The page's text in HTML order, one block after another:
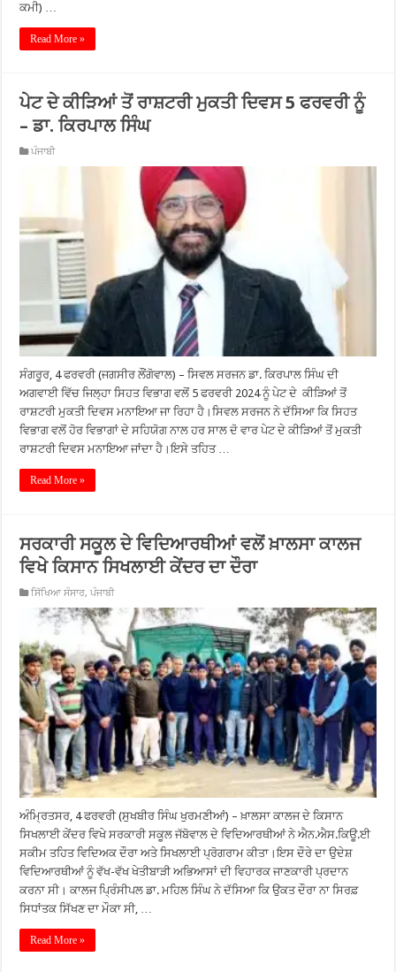
ਕਮੀ) …
Read More »
ਪੇਟ ਦੇ ਕੀੜਿਆਂ ਤੋਂ ਰਾਸ਼ਟਰੀ ਮੁਕਤੀ ਦਿਵਸ 5 ਫਰਵਰੀ ਨੂੰ
– ਡਾ. ਕਿਰਪਾਲ ਸਿੰਘ
ਪੰਜਾਬੀ
ਸੰਗਰੂਰ, 4 ਫਰਵਰੀ (ਜਗਸੀਰ ਲੌਂਗੋਵਾਲ) – ਸਿਵਲ ਸਰਜਨ ਡਾ. ਕਿਰਪਾਲ ਸਿੰਘ ਦੀ
ਅਗਵਾਈ ਵਿੱਚ ਜਿਲ੍ਹਾ ਸਿਹਤ ਵਿਭਾਗ ਵਲੋਂ 5 ਫਰਵਰੀ 2024 ਨੂੰ ਪੇਟ ਦੇ ਕੀੜਿਆਂ ਤੋਂ
ਰਾਸ਼ਟਰੀ ਮੁਕਤੀ ਦਿਵਸ ਮਨਾਇਆ ਜਾ ਰਿਹਾ ਹੈ।ਸਿਵਲ ਸਰਜਨ ਨੇ ਦੱਸਿਆ ਕਿ ਸਿਹਤ
ਵਿਭਾਗ ਵਲੋਂ ਹੋਰ ਵਿਭਾਗਾਂ ਦੇ ਸਹਿਯੋਗ ਨਾਲ ਹਰ ਸਾਲ ਦੋ ਵਾਰ ਪੇਟ ਦੇ ਕੀੜਿਆਂ ਤੋਂ ਮੁਕਤੀ
ਰਾਸ਼ਟਰੀ ਦਿਵਸ ਮਨਾਇਆ ਜਾਂਦਾ ਹੈ।ਇਸੇ ਤਹਿਤ …
Read More »
ਸਰਕਾਰੀ ਸਕੂਲ ਦੇ ਵਿਦਿਆਰਥੀਆਂ ਵਲੋਂ ਖ਼ਾਲਸਾ ਕਾਲਜ
ਵਿਖੇ ਕਿਸਾਨ ਸਿਖਲਾਈ ਕੇਂਦਰ ਦਾ ਦੌਰਾ
ਸਿੱਖਿਆ ਸੰਸਾਰ,ਪੰਜਾਬੀ
ਅੰਮ੍ਰਿਤਸਰ, 4 ਫਰਵਰੀ (ਸੁਖਬੀਰ ਸਿੰਘ ਖੁਰਮਣੀਆਂ) – ਖ਼ਾਲਸਾ ਕਾਲਜ ਦੇ ਕਿਸਾਨ
ਸਿਖਲਾਈ ਕੇਂਦਰ ਵਿਖੇ ਸਰਕਾਰੀ ਸਕੂਲ ਜੱਬੋਵਾਲ ਦੇ ਵਿਦਿਆਰਥੀਆਂ ਨੇ ਐਨ.ਐਸ.ਕਿਊ.ਈ
ਸਕੀਮ ਤਹਿਤ ਵਿਦਿਅਕ ਦੌਰਾ ਅਤੇ ਸਿਖਲਾਈ ਪ੍ਰੋਗਰਾਮ ਕੀਤਾ।ਇਸ ਦੌਰੇ ਦਾ ਉਦੇਸ਼
ਵਿਦਿਆਰਥੀਆਂ ਨੂੰ ਵੱਖ-ਵੱਖ ਖੇਤੀਬਾੜੀ ਅਭਿਆਸਾਂ ਦੀ ਵਿਹਾਰਕ ਜਾਣਕਾਰੀ ਪ੍ਰਦਾਨ
ਕਰਨਾ ਸੀ। ਕਾਲਜ ਪ੍ਰਿੰਸੀਪਲ ਡਾ. ਮਹਿਲ ਸਿੰਘ ਨੇ ਦੱਸਿਆ ਕਿ ਉਕਤ ਦੌਰਾ ਨਾ ਸਿਰਫ਼
ਸਿਧਾਂਤਕ ਸਿੱਖਣ ਦਾ ਮੌਕਾ ਸੀ, …
Read More »